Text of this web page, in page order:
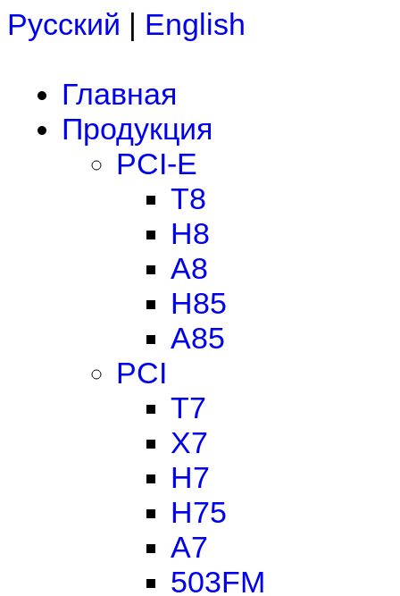
Русский | English
Главная
Продукция
PCI-E
T8
H8
A8
H85
A85
PCI
T7
X7
H7
H75
A7
503FM